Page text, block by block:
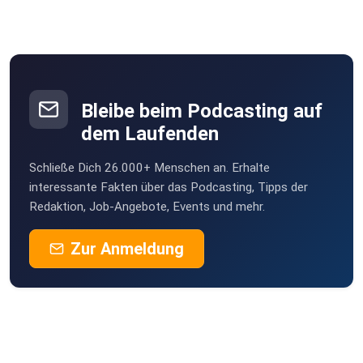
Bleibe beim Podcasting auf
dem Laufenden
Schließe Dich 26.000+ Menschen an. Erhalte
interessante Fakten über das Podcasting, Tipps der
Redaktion, Job-Angebote, Events und mehr.
Zur Anmeldung